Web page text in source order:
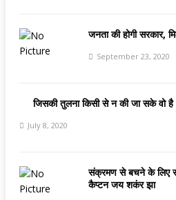
जनता की होगी सरकार,
September 23, 2020
जिसकी तुलना किसी से न की जा सके वो है
July 8, 2020
संक्रमण से बचने के लिए
कैप्टन जय शकंर झा